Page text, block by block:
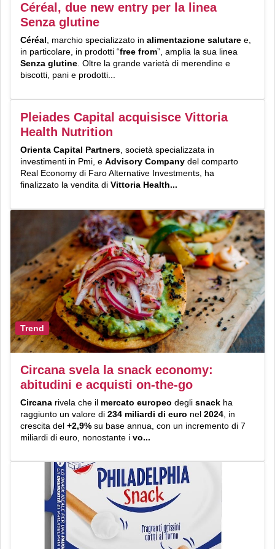
Céréal, due new entry per la linea
Senza glutine
Céréal, marchio specializzato in alimentazione salutare e,
in particolare, in prodotti “free from”, amplia la sua linea
Senza glutine. Oltre la grande varietà di merendine e
biscotti, pani e prodotti...
Pleiades Capital acquisisce Vittoria
Health Nutrition
Orienta Capital Partners , società specializzata in
investimenti in Pmi, e Advisory Company del comparto
Real Economy di Faro Alternative Investments, ha
finalizzato la vendita di Vittoria Health...
Trend
Circana svela la snack economy:
abitudini e acquisti on-the-go
Circana rivela che il mercato europeo degli snack ha
raggiunto un valore di 234 miliardi di euro nel 2024 , in
crescita del +2,9% su base annua, con un incremento di 7
miliardi di euro, nonostante i vo...